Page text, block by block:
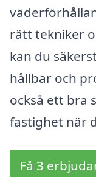
rätt tekniker
kan du
hållbar och
också ett bra
fastighet när
Få 3